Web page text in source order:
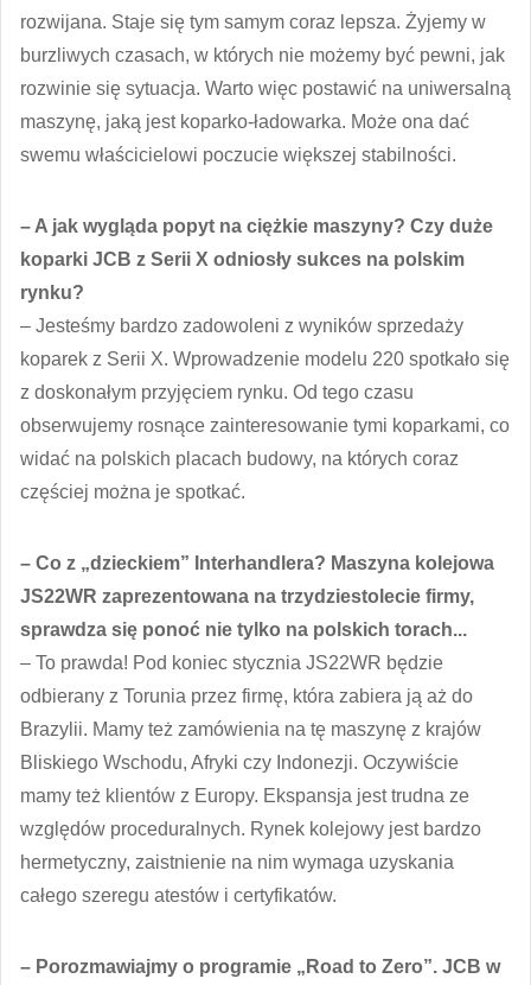
rozwijana. Staje się tym samym coraz lepsza. Żyjemy w
burzliwych czasach, w których nie możemy być pewni, jak
rozwinie się sytuacja. Warto więc postawić na uniwersalną
maszynę, jaką jest koparko-ładowarka. Może ona dać
swemu właścicielowi poczucie większej stabilności.
– A jak wygląda popyt na ciężkie maszyny? Czy duże
koparki JCB z Serii X odniosły sukces na polskim
rynku?
– Jesteśmy bardzo zadowoleni z wyników sprzedaży
koparek z Serii X. Wprowadzenie modelu 220 spotkało się
z doskonałym przyjęciem rynku. Od tego czasu
obserwujemy rosnące zainteresowanie tymi koparkami, co
widać na polskich placach budowy, na których coraz
częściej można je spotkać.
– Co z „dzieckiem” Interhandlera? Maszyna kolejowa
JS22WR zaprezentowana na trzydziestolecie firmy,
sprawdza się ponoć nie tylko na polskich torach...
– To prawda! Pod koniec stycznia JS22WR będzie
odbierany z Torunia przez firmę, która zabiera ją aż do
Brazylii. Mamy też zamówienia na tę maszynę z krajów
Bliskiego Wschodu, Afryki czy Indonezji. Oczywiście
mamy też klientów z Europy. Ekspansja jest trudna ze
względów proceduralnych. Rynek kolejowy jest bardzo
hermetyczny, zaistnienie na nim wymaga uzyskania
całego szeregu atestów i certyfikatów.
– Porozmawiajmy o programie „Road to Zero”. JCB w